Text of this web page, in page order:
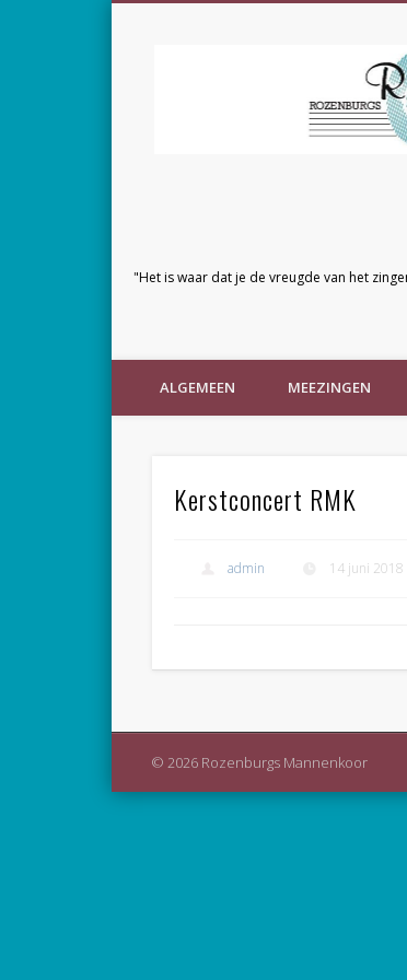
"Het is waar dat je de vreugde van het
ALGEMEEN MEEZINGEN
Kerstconcert RMK
admin 14 juni 2018
© 2026 Rozenburgs Mannenkoor